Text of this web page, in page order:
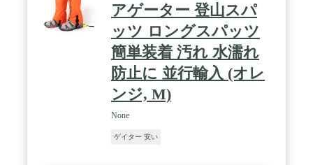
アゲーター 登山スパ
ッツ ロングスパッツ
簡単装着 汚れ 水濡れ
防止に 並行輸入 (オレ
ンジ, M)
None
ゲイター 安い